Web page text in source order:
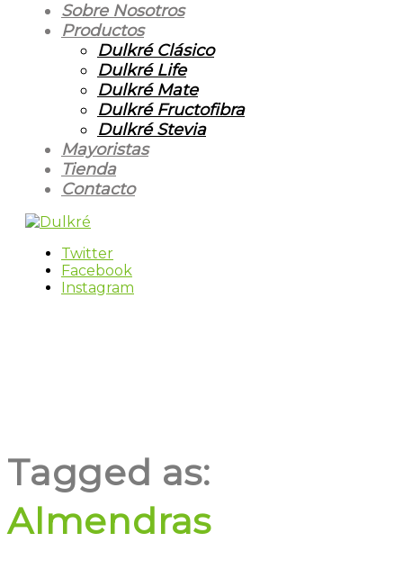
Sobre Nosotros
Productos
Dulkré Clásico
Dulkré Life
Dulkré Mate
Dulkré Fructofibra
Dulkré Stevia
Mayoristas
Tienda
Contacto
Twitter
Facebook
Instagram
Tagged as:
Almendras